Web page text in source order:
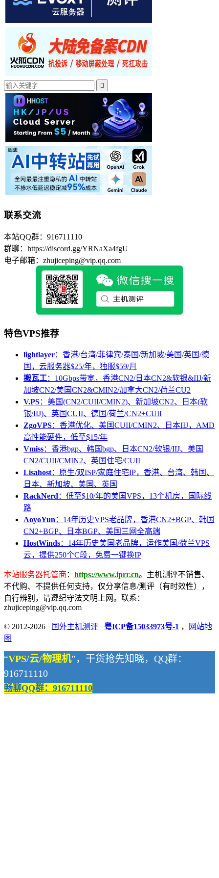

联系交流
本站QQ群：916711110
群聊：https://discord.gg/YRNaXa4fgU
电子邮箱：zhujiceping@vip.qq.com
特色VPS推荐
lightlayer：香港/台湾/菲律宾/泰国/新加坡/美国/英国/德
国，云服务器$25/年，独服$59/月
搬瓦工：10Gbps带宽，香港CN2/日本CN2&软银&IIJ/新
加坡CN2/美国CN2&CMIN2/加拿大CN2/荷兰CU2
V.PS：美国(CN2/CUII/CMIN2)、新加坡CN2、日本(软
银/IIJ)、英国CUII、德国/荷兰/CN2+CUII
ZgoVPS：香港优化、美国CUII/CMIN2、日本IIJ，AMD
高性能硬件，低至$15/年
Vmiss：香港bgp、韩国bgp、日本CN2/软银/IIJ、美国
CN2/CUII/CMIN2、英国住宅/CUII
Lisahost：原生/双ISP/家庭住宅IP，香港、台湾、韩国、
日本、新加坡、美国、英国
RackNerd ：低至$10/年的美国VPS，13个机房，国际线
路
AoyoYun ：14年历史VPS老品牌，香港CN2+BGP、韩国
CN2+BGP、日本BGP、美国三网全高端
HostWinds：14年历史美国老品牌，运作美国/荷兰VPS
云，提供250个C段，免费一键换IP
本站服务器托管商 ： https://www.iprr.cn。主机测评不销售、
不代购、不提供任何支持，仅分享信息/测评（有时效性），
自行辨别，请遵纪守法文明上网。联系：
zhujiceping@vip.qq.com
© 2012-2026 国外主机测评 粤ICP备15033973号-1 ，
网站地
图
“VPS/云/物理机”，干货抢先知晓，QQ群：
916711110
畅聊QQ群：916711110